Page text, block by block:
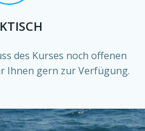
des Kurses noch offenen
Ihnen gern zur Verfügung.